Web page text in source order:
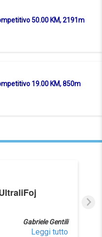
50.00 KM, 2191m
19.00 KM, 850m
Gabriele Gentili
Leggi tutto